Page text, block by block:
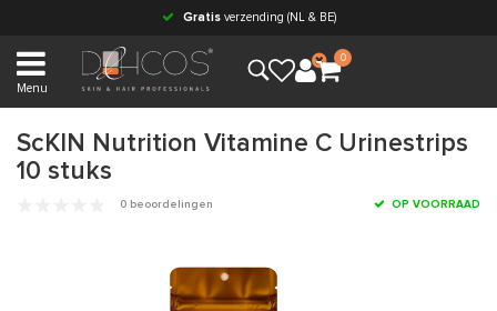
Gratisverzending (NL & BE)
Menu
0
ScKIN Nutrition Vitamine C Urinestrips
10 stuks
0 beoordelingen OP VOORRAAD